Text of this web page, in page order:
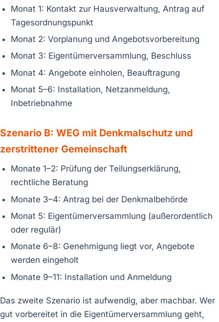
Monat 1: Kontakt zur Hausverwaltung, Antrag auf
Tagesordnungspunkt
Monat 2: Vorplanung und Angebotsvorbereitung
Monat 3: Eigentümerversammlung, Beschluss
Monat 4: Angebote einholen, Beauftragung
Monat 5–6: Installation, Netzanmeldung,
Inbetriebnahme
Szenario B: WEG mit Denkmalschutz und
zerstrittener Gemeinschaft
Monate 1–2: Prüfung der Teilungserklärung,
rechtliche Beratung
Monate 3–4: Antrag bei der Denkmalbehörde
Monat 5: Eigentümerversammlung (außerordentlich
oder regulär)
Monate 6–8: Genehmigung liegt vor, Angebote
werden eingeholt
Monate 9–11: Installation und Anmeldung
Das zweite Szenario ist aufwendig, aber machbar. Wer
gut vorbereitet in die Eigentümerversammlung geht,